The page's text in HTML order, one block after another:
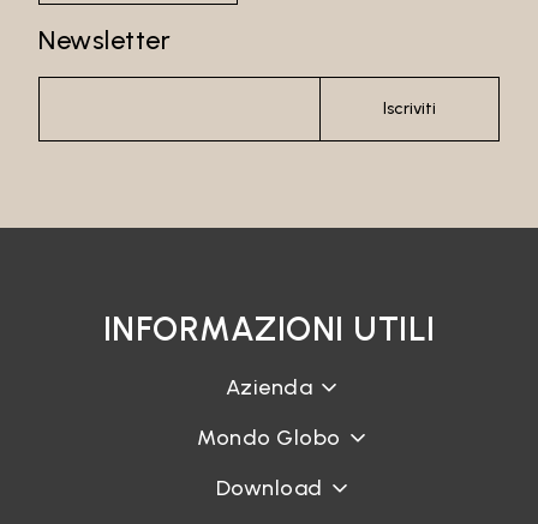
Newsletter
Iscriviti
INFORMAZIONI UTILI
Azienda
Mondo Globo
Download